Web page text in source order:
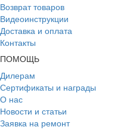
Возврат товаров
Видеоинструкции
Доставка и оплата
Контакты
ПОМОЩЬ
Дилерам
Сертификаты и награды
О нас
Новости и статьи
Заявка на ремонт